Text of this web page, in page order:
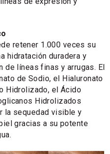
retener 1.000 veces su
hidratación duradera y
de líneas finas y arrugas. El
de Sodio, el Hialuronato
Hidrolizado, el Ácido
Hidrolizados
la sequedad visible y
gracias a su potente